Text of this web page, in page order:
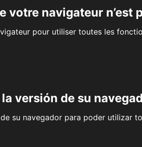
votre navigateur n’est
pour utiliser toutes les
versión de su
su navegador para poder utilizar